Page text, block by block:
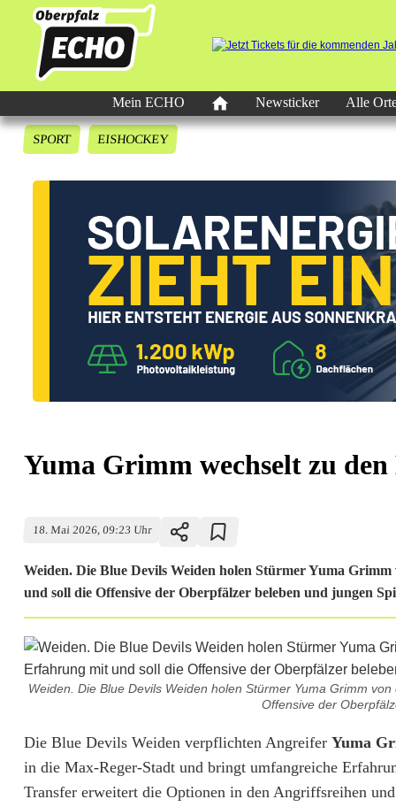
Mein ECHO Newsticker Alle
SPORT EISHOCKEY
Yuma Grimm wechselt zu
18. Mai 2026, 09:23 Uhr
Weiden. Die Blue Devils Weiden holen Stürmer Yuma
und soll die Offensive der Oberpfälzer beleben und jungen
Weiden. Die Blue Devils Weiden holen Stürmer Yuma Grimm
Offensive der
Y
u
Die Blue Devils Weiden verpflichten Angreifer Yuma
in die Max-Reger-Stadt und bringt umfangreiche
Transfer erweitert die Optionen in den Angriffsreihen